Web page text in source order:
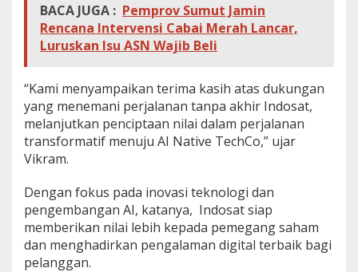
BACA JUGA : Pemprov Sumut Jamin
Rencana Intervensi Cabai Merah Lancar,
Luruskan Isu ASN Wajib Beli
“Kami menyampaikan terima kasih atas dukungan
yang menemani perjalanan tanpa akhir Indosat,
melanjutkan penciptaan nilai dalam perjalanan
transformatif menuju AI Native TechCo,” ujar
Vikram.
Dengan fokus pada inovasi teknologi dan
pengembangan AI, katanya, Indosat siap
memberikan nilai lebih kepada pemegang saham
dan menghadirkan pengalaman digital terbaik bagi
pelanggan.